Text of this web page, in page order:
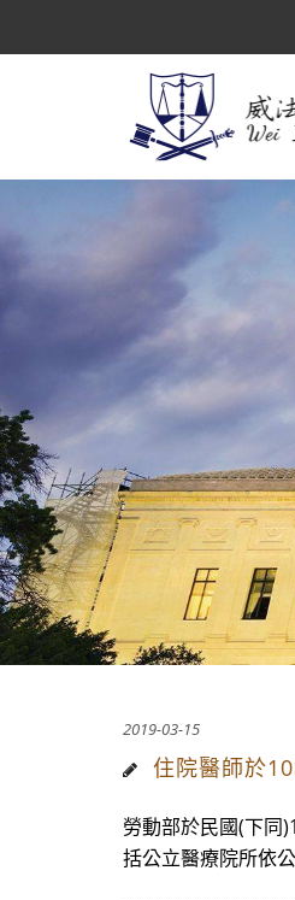
2019-03-15
住院醫師於
勞動部於民國(下同
括公立醫療院所依